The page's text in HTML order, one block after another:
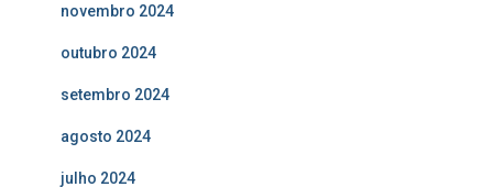
novembro 2024
outubro 2024
setembro 2024
agosto 2024
julho 2024